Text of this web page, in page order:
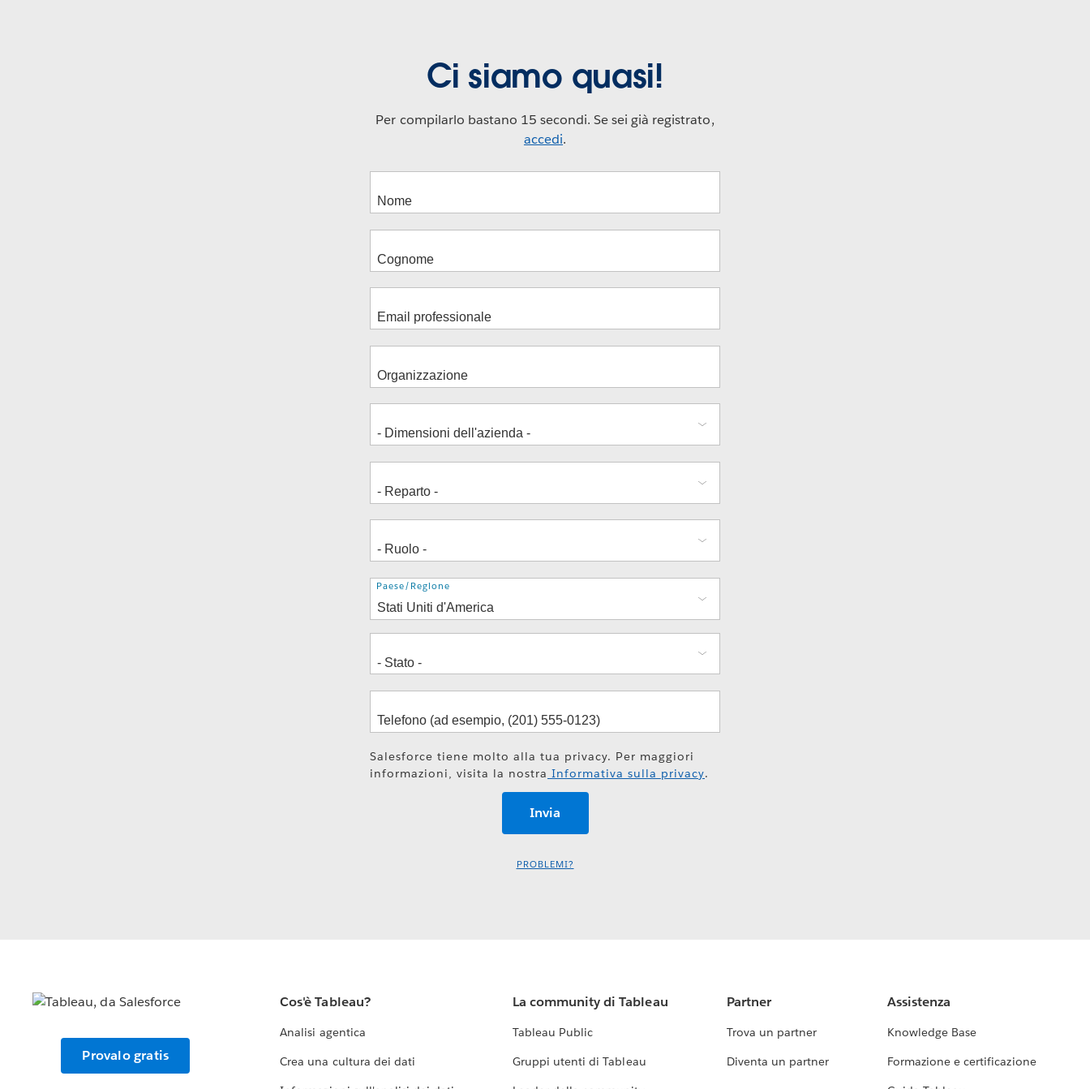
Ci siamo quasi!
Per compilarlo bastano 15 secondi. Se sei già registrato,
accedi.
Indirizzo
Paese/Regione
Salesforce tiene molto alla tua privacy. Per maggiori
informazioni, visita la nostra Informativa sulla privacy.
PROBLEMI?
Provalo gratis
Cos'è Tableau?
Analisi agentica
Crea una cultura dei dati
La community di Tableau
Tableau Public
Gruppi utenti di Tableau
Partner
Trova un partner
Diventa un partner
Assistenza
Knowledge Base
Formazione e certificazione